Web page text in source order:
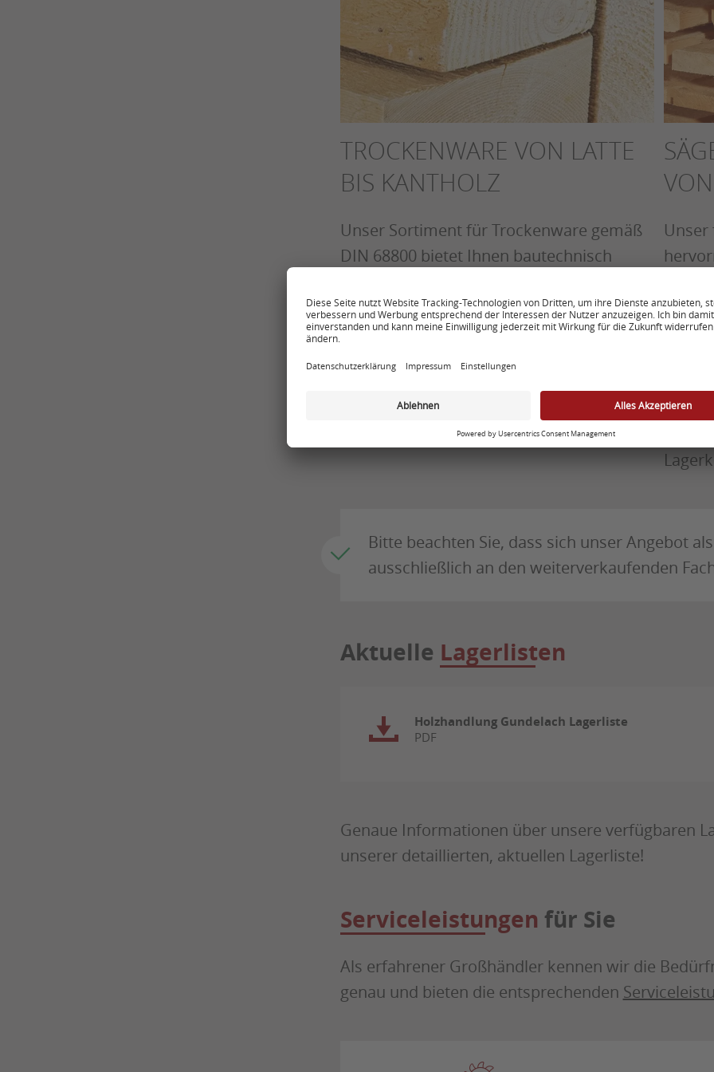
TROCKENWARE VON LATTE
BIS KANTHOLZ
Unser Sortiment für Trockenware gemäß
DIN 68800 bietet Ihnen bautechnisch
Dachstühle, Holzrahmenbau und vieles
mehr. Die Spanne reicht von Latten über
Bohlen und Kantholz bis zu Keil- und
deutscher Fichte.
Unser
von
rohen
Bitte beachten Sie, dass sich unser Angebot
ausschließlich an den weiterverkaufenden
Aktuelle Lagerlisten
Holzhandlung Gundelach Lagerliste
PDF
Genaue Informationen über unsere verfügbaren
unserer detaillierten, aktuellen Lagerliste!
Serviceleistungen für Sie
Als erfahrener Großhändler kennen wir die
genau und bieten die entsprechenden